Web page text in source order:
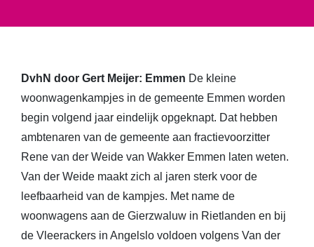
DvhN door Gert Meijer: Emmen De kleine
woonwagenkampjes in de gemeente Emmen worden
begin volgend jaar eindelijk opgeknapt. Dat hebben
ambtenaren van de gemeente aan fractievoorzitter
Rene van der Weide van Wakker Emmen laten weten.
Van der Weide maakt zich al jaren sterk voor de
leefbaarheid van de kampjes. Met name de
woonwagens aan de Gierzwaluw in Rietlanden en bij
de Vleerackers in Angelslo voldoen volgens Van der